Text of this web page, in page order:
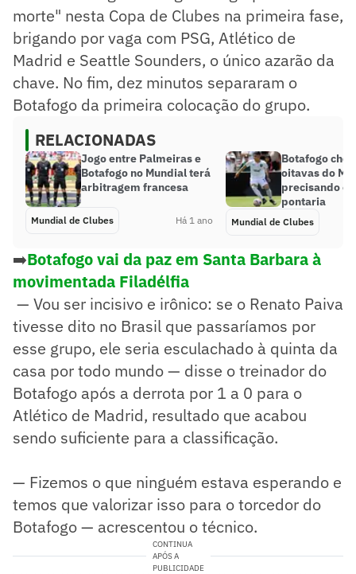
morte" nesta Copa de Clubes na primeira fase,
brigando por vaga com PSG, Atlético de
Madrid e Seattle Sounders, o único azarão da
chave. No fim, dez minutos separaram o
Botafogo da primeira colocação do grupo.
RELACIONADAS
Jogo entre Palmeiras e
Botafogo no Mundial terá
arbitragem francesa
Mundial de Clubes Há 1 ano
Botafogo
oitavas do
precisando
pontaria
Mundial de Clubes
➡️Botafogo vai da paz em Santa Barbara à
movimentada Filadélfia
— Vou ser incisivo e irônico: se o Renato Paiva
tivesse dito no Brasil que passaríamos por
esse grupo, ele seria esculachado à quinta da
casa por todo mundo — disse o treinador do
Botafogo após a derrota por 1 a 0 para o
Atlético de Madrid, resultado que acabou
sendo suficiente para a classificação.
— Fizemos o que ninguém estava esperando e
temos que valorizar isso para o torcedor do
Botafogo — acrescentou o técnico.
CONTINUA
APÓS A
PUBLICIDADE